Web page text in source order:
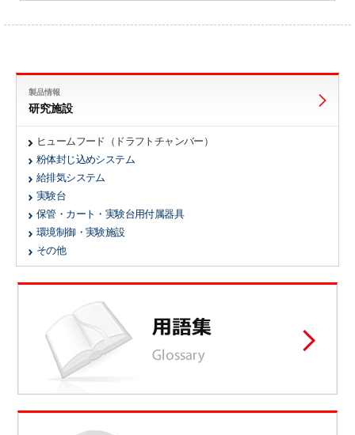
製品情報
研究施設
ヒュームフード（ドラフトチャンバー）
粉体封じ込めシステム
給排気システム
実験台
保管・カート・実験台用付属器具
環境制御・実験施設
その他